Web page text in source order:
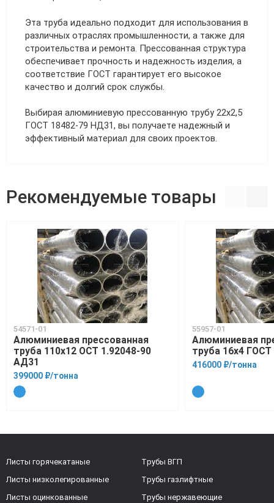
Эта труба идеально подходит для использования в
различных отраслях промышленности, а также для
строительства и ремонта. Прессованная структура
обеспечивает прочность и надежность изделия, а
соответствие ГОСТ гарантирует его высокое
качество и долгий срок службы.
Выбирая алюминиевую прессованную трубу 22х2,5
ГОСТ 18482-79 НД31, вы получаете надежный и
эффективный материал для своих проектов.
Рекомендуемые товары
54571-01
Алюминиевая прессованная
труба 110х12 ОСТ 1.92048-90
АД31
399000 ₽/тонна
55957-01
Алюминиевая
труба 16х4
416000 ₽/тонна
Листы горячекатаные
Листы низколегированные
Листы оцинкованные
Трубы ВГП
Трубы газлифтные
Трубы нержавеющие